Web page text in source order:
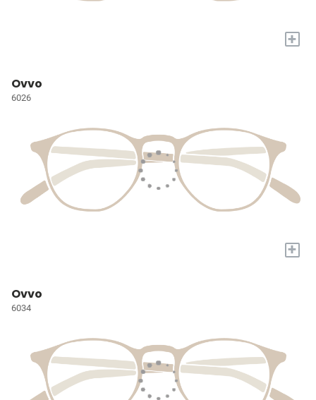
+
Ovvo
6026
+
Ovvo
6034